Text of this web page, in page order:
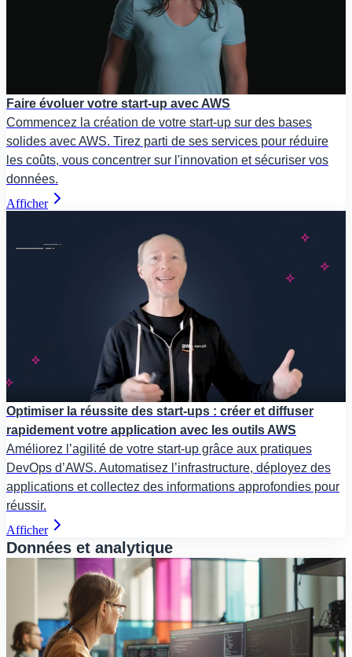
Faire évoluer votre start-up avec AWS
Commencez la création de votre start-up sur des bases
solides avec AWS. Tirez parti de ses services pour réduire
les coûts, vous concentrer sur l'innovation et sécuriser vos
données.
Afficher
Optimiser la réussite des start-ups : créer et diffuser
rapidement votre application avec les outils AWS
Améliorez l’agilité de votre start-up grâce aux pratiques
DevOps d’AWS. Automatisez l’infrastructure, déployez des
applications et collectez des informations approfondies pour
réussir.
Afficher
Données et analytique